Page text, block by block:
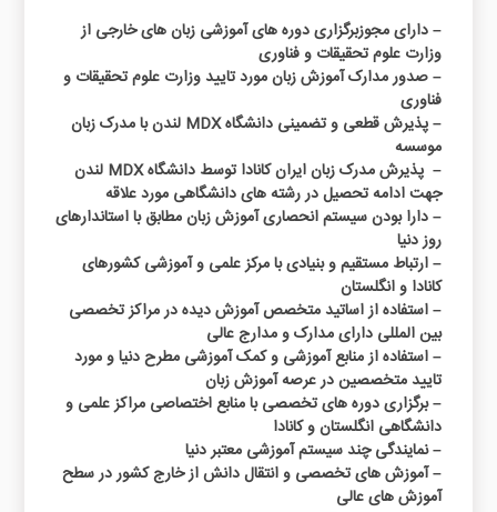
– دارای مجوزبرگزاری دوره های آموزشی زبان های خارجی از
وزارت علوم تحقیقات و فناوری
– صدور مدارک آموزش زبان مورد تایید وزارت علوم تحقیقات و
فناوری
– پذیرش قطعی و تضمینی دانشگاه MDX لندن با مدرک زبان
موسسه
– پذیرش مدرک زبان ایران کانادا توسط دانشگاه MDX لندن
جهت ادامه تحصیل در رشته های دانشگاهی مورد علاقه
– دارا بودن سیستم انحصاری آموزش زبان مطابق با استاندارهای
روز دنیا
– ارتباط مستقیم و بنیادی با مرکز علمی و آموزشی کشورهای
کانادا و انگلستان
– استفاده از اساتید متخصص آموزش دیده در مراکز تخصصی
بین المللی دارای مدارک و مدارج عالی
– استفاده از منابع آموزشی و کمک آموزشی مطرح دنیا و مورد
تایید متخصصین در عرصه آموزش زبان
– برگزاری دوره های تخصصی با منابع اختصاصی مراکز علمی و
دانشگاهی انگلستان و کانادا
– نمایندگی چند سیستم آموزشی معتبر دنیا
– آموزش های تخصصی و انتقال دانش از خارج کشور در سطح
آموزش های عالی